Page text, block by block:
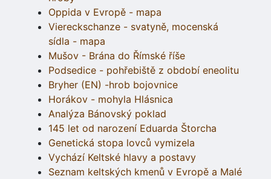
Oppida v Evropě - mapa
Viereckschanze - svatyně, mocenská
sídla - mapa
Mušov - Brána do Římské říše
Podsedice - pohřebiště z období eneolitu
Bryher (EN) -hrob bojovnice
Horákov - mohyla Hlásnica
Analýza Bánovský poklad
145 let od narození Eduarda Štorcha
Genetická stopa lovců vymizela
Vychází Keltské hlavy a postavy
Seznam keltských kmenů v Evropě a Malé